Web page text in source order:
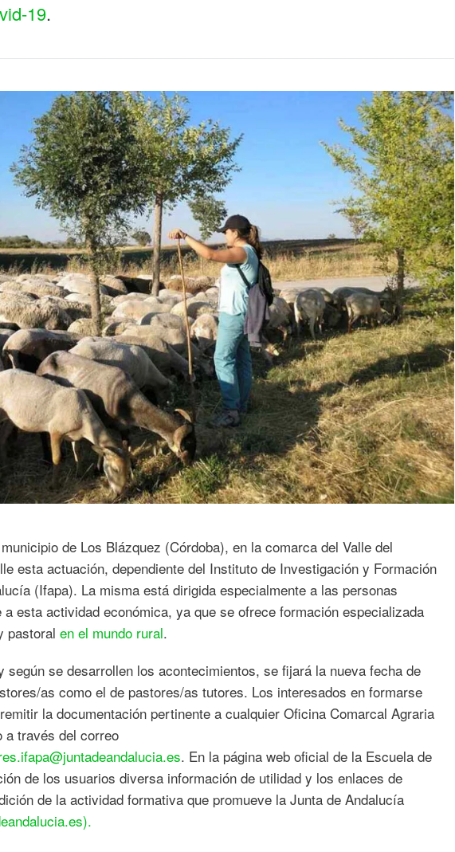
19.
de Los Blázquez (Córdoba), en la comarca del Valle del
esta actuación, dependiente del Instituto de Investigación y Formación
(Ifapa). La misma está dirigida especialmente a las personas
esta actividad económica, ya que se ofrece formación especializada
pastoral en el mundo rural.
según se desarrollen los acontecimientos, se fijará la nueva fecha de
as como el de pastores/as tutores. Los interesados en formarse
la documentación pertinente a cualquier Oficina Comarcal Agraria
a través del correo
. En la página web oficial de la Escuela de
de los usuarios diversa información de utilidad y los enlaces de
de la actividad formativa que promueve la Junta de Andalucía